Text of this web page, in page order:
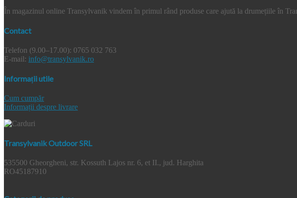
În magazinul online Transylvanik vindem în primul rând produse care ajută la drumețiile în
Contact
Telefon (9.00–17.00): 0765 032 763
E-mail: info@transylvanik.ro
Informații utile
Cum cumpăr
Informații despre livrare
Transylvanik Outdoor SRL
535500 Gheorgheni, str. Kossuth Lajos nr. 6, et II., jud. Harghita
RO45187910